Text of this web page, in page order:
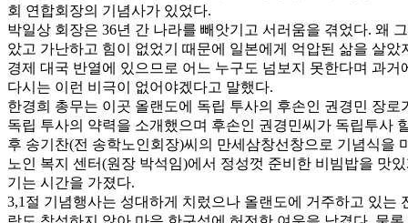
회 연합회장의 기념사가 있었다.
박일상 회장은 36년 간 나라를 빼앗기고 서러움을 겪었다. 왜
았고 가난하고 힘이 없었기 때문에 일본에게 억압된 삶을 살았
경제 대국 반열에 있으므로 어느 누구도 넘보지 못한다며 과거
다시는 이런 비극이 없어야겠다고 말했다.
한경희 총무는 이곳 올랜도에 독립 투사의 후손인 권경민 장로
독립 투사의 약력을 소개했으며 후손인 권경민씨가 독립투사
후 송기찬(전 송학노인회장)씨의 만세삼창선창으로 기념식을
노인 복지 센터(원장 박석임)에서 정성껏 준비한 비빔밥을 맛
기는 시간을 가졌다.
3,1절 기념행사는 성대하게 치렀으나 올랜도에 거주하고 있는